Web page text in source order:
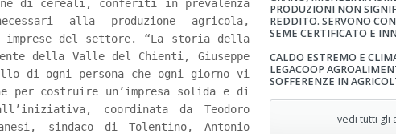
di cereali, conferiti in prevalenza
alla produzione agricola,
del settore. “La storia della
della Valle del Chienti, Giuseppe
di ogni persona che ogni giorno vi
per costruire un’impresa solida e di
coordinata da Teodoro
sindaco di Tolentino, Antonio
PRODUZIONI NON
REDDITO. SERVONO
SEME CERTIFICATO E
CALDO ESTREMO E
LEGACOOP
SOFFERENZE IN
vedi tutti gli